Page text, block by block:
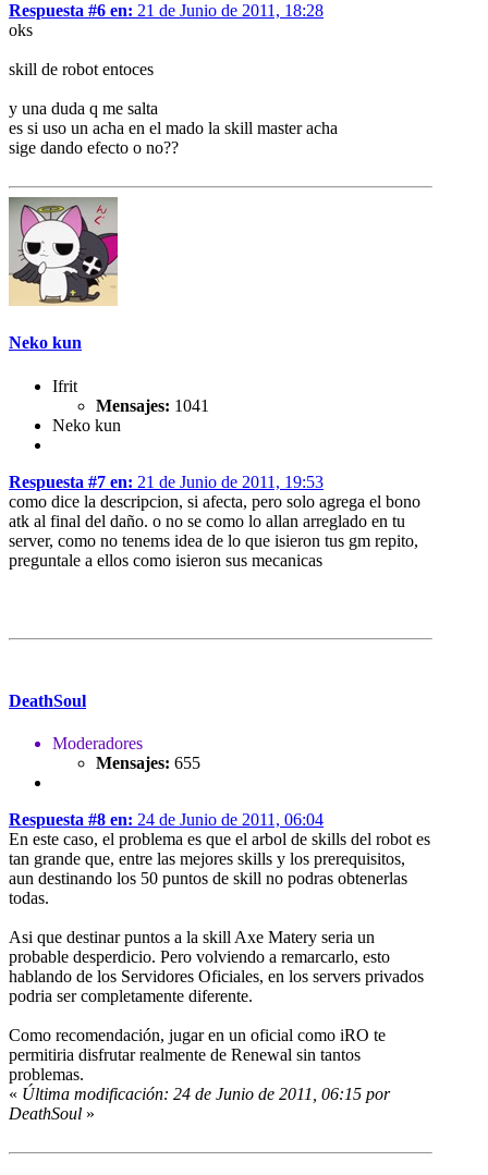
Respuesta #6 en: 21 de Junio de 2011, 18:28
oks
skill de robot entoces
y una duda q me salta
es si uso un acha en el mado la skill master acha
sige dando efecto o no??
Neko kun
Ifrit
Mensajes: 1041
Neko kun
Respuesta #7 en: 21 de Junio de 2011, 19:53
como dice la descripcion, si afecta, pero solo agrega el bono
atk al final del daño. o no se como lo allan arreglado en tu
server, como no tenems idea de lo que isieron tus gm repito,
preguntale a ellos como isieron sus mecanicas
DeathSoul
Moderadores
Mensajes: 655
Respuesta #8 en: 24 de Junio de 2011, 06:04
En este caso, el problema es que el arbol de skills del robot es
tan grande que, entre las mejores skills y los prerequisitos,
aun destinando los 50 puntos de skill no podras obtenerlas
todas.
Asi que destinar puntos a la skill Axe Matery seria un
probable desperdicio. Pero volviendo a remarcarlo, esto
hablando de los Servidores Oficiales, en los servers privados
podria ser completamente diferente.
Como recomendación, jugar en un oficial como iRO te
permitiria disfrutar realmente de Renewal sin tantos
problemas.
« Última modificación: 24 de Junio de 2011, 06:15 por
DeathSoul »